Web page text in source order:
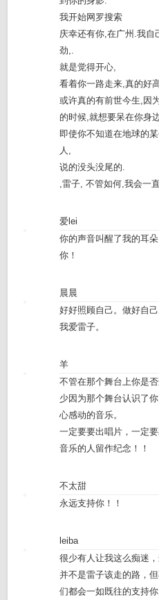
我开始网罗搜索
庆幸还有你,在广州.我自
劲,.
就是觉得开心,
看着你一路走来,真的好
或许真的有前世今生,因
的时候,就想要呆在你身
即使你不知道在地球的
人,
说的没头没尾的.
,雷子, 不管如何,我会一
爱lei
你的声音叫醒了我的耳
你！
晨晨
好好照顾自己。做好自己
我爱雷子。
羊
不管在那个舞台上你是
少因为那个舞台认识了
心感动的音乐。
一定要要出唱片，一定
音乐的人留作纪念！！
不太甜
永远支持你！！
leiba
很少有人让我这么痴迷
并不是雷子该走的路，
们都会一如既往的支持